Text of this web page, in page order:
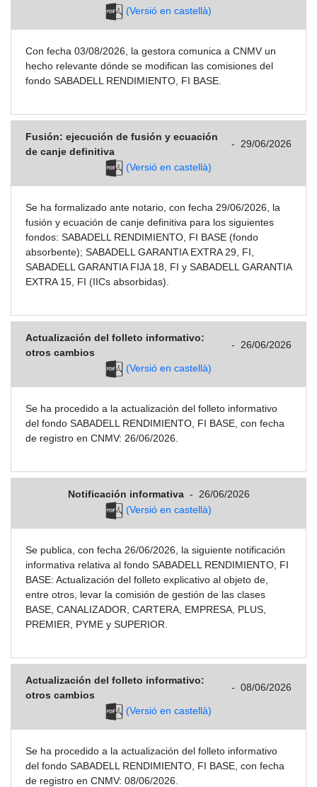
(Versió en castellà)
Con fecha 03/08/2026, la gestora comunica a CNMV un
hecho relevante dónde se modifican las comisiones del
fondo SABADELL RENDIMIENTO, FI BASE.
Fusión: ejecución de fusión y ecuación
de canje definitiva
- 29/06/2026
(Versió en castellà)
Se ha formalizado ante notario, con fecha 29/06/2026, la
fusión y ecuación de canje definitiva para los siguientes
fondos: SABADELL RENDIMIENTO, FI BASE (fondo
absorbente); SABADELL GARANTIA EXTRA 29, FI,
SABADELL GARANTIA FIJA 18, FI y SABADELL GARANTIA
EXTRA 15, FI (IICs absorbidas).
Actualización del folleto informativo:
otros cambios
- 26/06/2026
(Versió en castellà)
Se ha procedido a la actualización del folleto informativo
del fondo SABADELL RENDIMIENTO, FI BASE, con fecha
de registro en CNMV: 26/06/2026.
Notificación informativa -
26/06/2026
(Versió en castellà)
Se publica, con fecha 26/06/2026, la siguiente notificación
informativa relativa al fondo SABADELL RENDIMIENTO, FI
BASE: Actualización del folleto explicativo al objeto de,
entre otros, levar la comisión de gestión de las clases
BASE, CANALIZADOR, CARTERA, EMPRESA, PLUS,
PREMIER, PYME y SUPERIOR.
Actualización del folleto informativo:
otros cambios
- 08/06/2026
(Versió en castellà)
Se ha procedido a la actualización del folleto informativo
del fondo SABADELL RENDIMIENTO, FI BASE, con fecha
de registro en CNMV: 08/06/2026.